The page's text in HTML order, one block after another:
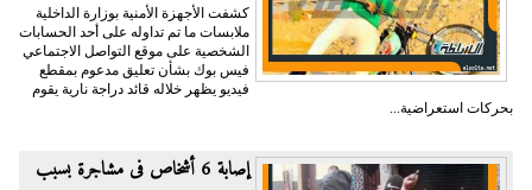
كشفت الأجهزة الأمنية بوزارة الداخلية
ملابسات ما تم تداوله على أحد الحسابات
الشخصية على موقع التواصل الاجتماعي
فيس بوك بشأن تعليق مدعوم بمقطع
فيديو يظهر خلاله قائد دراجة نارية يقوم
بحركات استعراضية...
إصابة 6 أشخاص فى مشاجرة بسبب